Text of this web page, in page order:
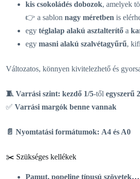
kis csokoládés dobozok, amelyek
👉 a sablon nagy méretben is
egy téglalap alakú asztalterítő a
egy masni alakú szalvétagyűrű,
Változatos, könnyen kivitelezhető és
🧵 Varrási szint: kezdő 1/5-től egyszerű
✅ Varrási margók benne vannak
📄 Nyomtatási formátumok: A4 és A0
✂️ Szükséges kellékek
Pamut, popeline típusú szövetek…